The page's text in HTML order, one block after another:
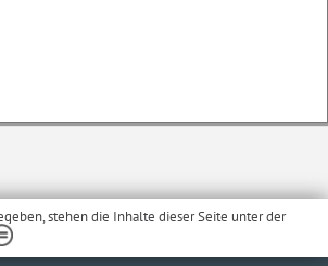
stehen die Inhalte dieser Seite unter der